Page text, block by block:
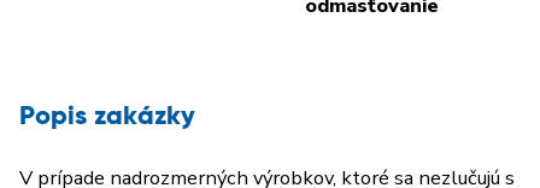
Popis zakázky
V prípade nadrozmerných výrobkov, ktoré sa nezlučujú s